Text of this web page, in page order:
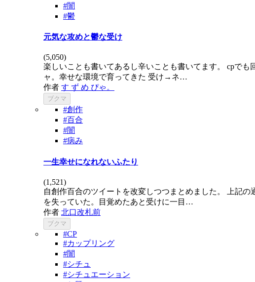
#闇
#鬱
元気な攻めと鬱な受け
(5,050)
楽しいことも書いてあるし辛いことも書いてます。 cpで
ャ。幸せな環境で育ってきた 受け→ネ…
作者 す ず め ぴゃ。
ブクマ
#創作
#百合
#闇
#病み
一生幸せになれないふたり
(1,521)
自創作百合のツイートを改変しつつまとめました。 上記
を失っていた。目覚めたあと受けに一目…
作者 北口改札前
ブクマ
#CP
#カップリング
#闇
#シチュ
#シチュエーション